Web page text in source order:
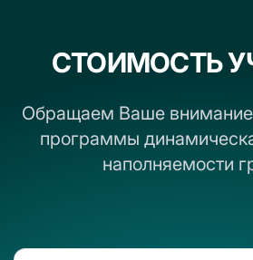
СТОИМОСТЬ
Обращаем Ваше
программы
наполняемости